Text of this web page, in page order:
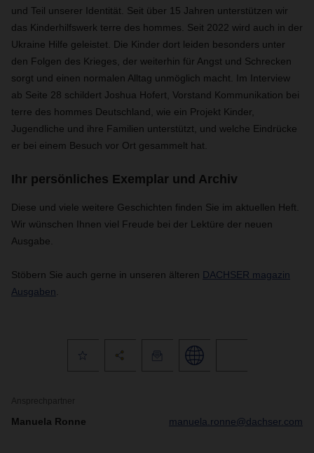
und Teil unserer Identität. Seit über 15 Jahren unterstützen wir
das Kinderhilfswerk terre des hommes. Seit 2022 wird auch in der
Ukraine Hilfe geleistet. Die Kinder dort leiden besonders unter
den Folgen des Krieges, der weiterhin für Angst und Schrecken
sorgt und einen normalen Alltag unmöglich macht. Im Interview
ab Seite 28 schildert Joshua Hofert, Vorstand Kommunikation bei
terre des hommes Deutschland, wie ein Projekt Kinder,
Jugendliche und ihre Familien unterstützt, und welche Eindrücke
er bei einem Besuch vor Ort gesammelt hat.
Ihr persönliches Exemplar und Archiv
Diese und viele weitere Geschichten finden Sie im aktuellen Heft.
Wir wünschen Ihnen viel Freude bei der Lektüre der neuen
Ausgabe.
Stöbern Sie auch gerne in unseren älteren DACHSER magazin
Ausgaben
Ansprechpartner
Manuela Ronne manuela.ronne@dachser.com